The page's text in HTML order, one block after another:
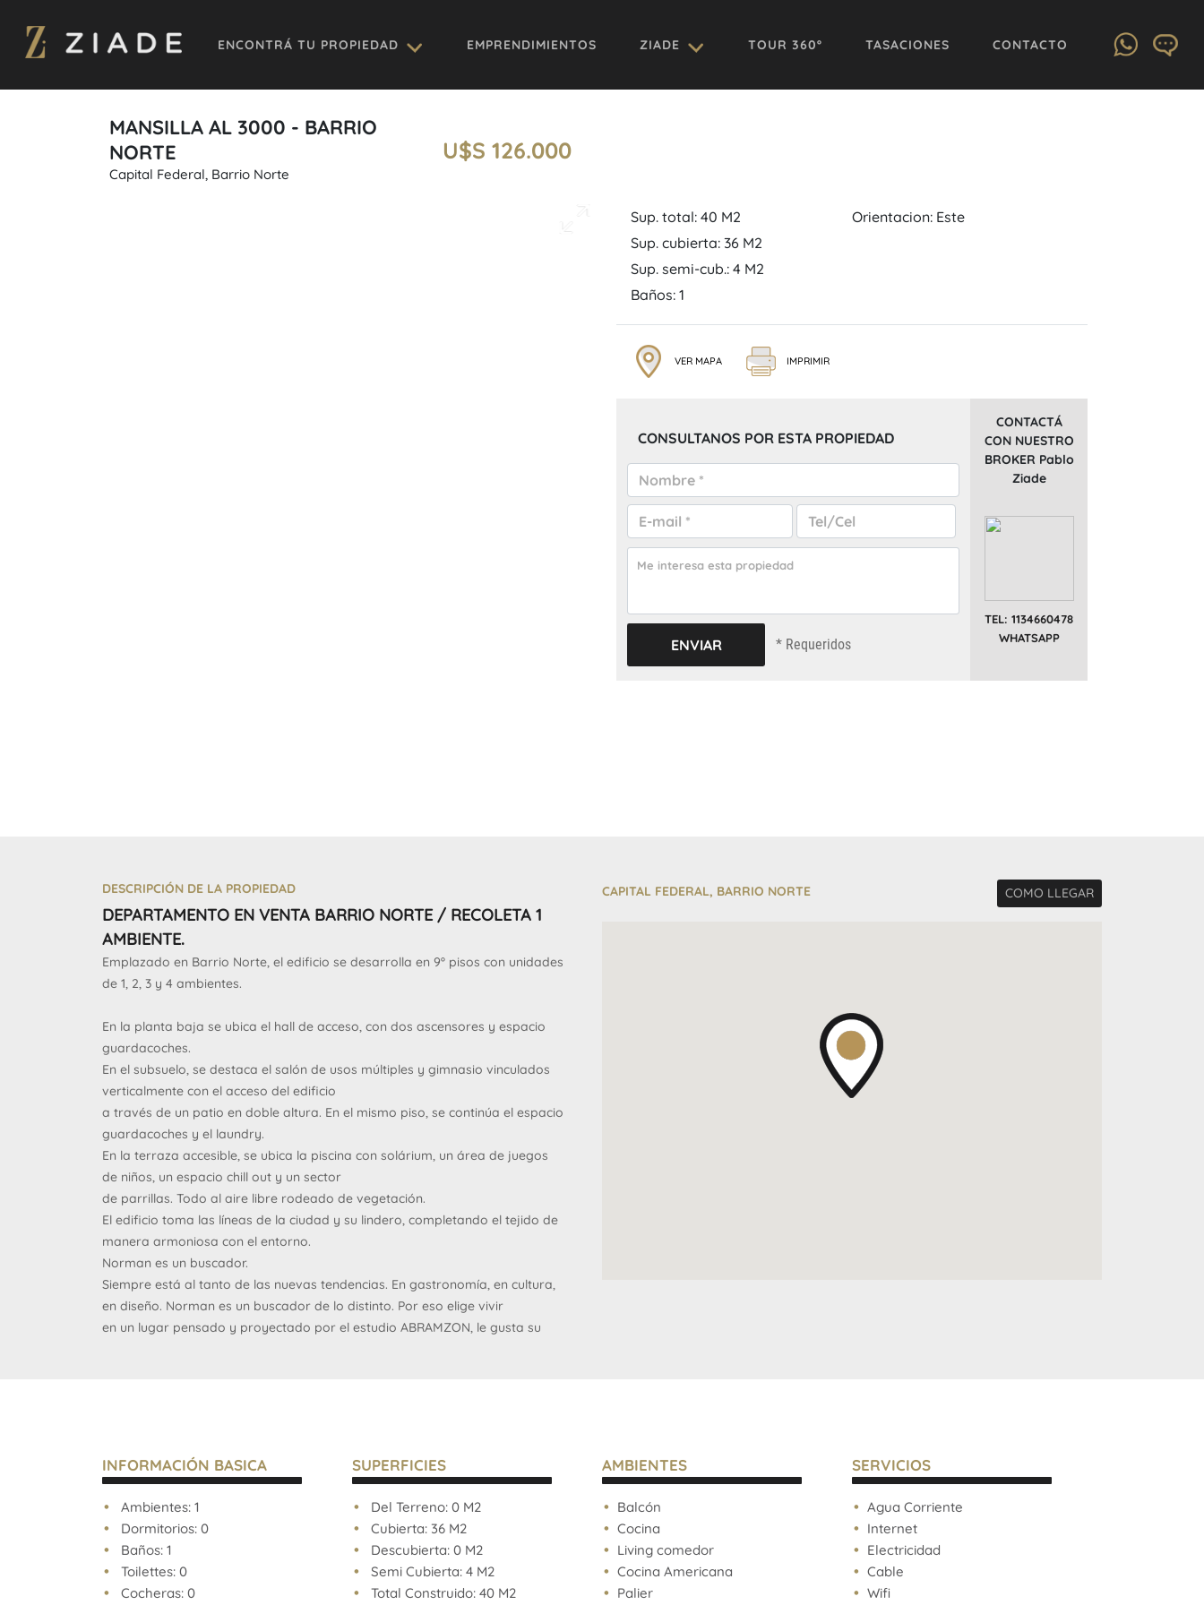
ENCONTRÁ TU PROPIEDAD EMPRENDIMIENTOS ZIADE TOUR 360º TASACIONES CONTACTO
MANSILLA AL 3000 - BARRIO
NORTE
Capital Federal, Barrio Norte
U$S 126.000
Sup. total: 40 M2
Sup. cubierta: 36 M2
Sup. semi-cub.: 4 M2
Baños: 1
Orientacion: Este
VER MAPA IMPRIMIR
CONSULTANOS POR ESTA PROPIEDAD
* Requeridos
CONTACTÁ
CON NUESTRO
BROKER Pablo
Ziade
TEL: 1134660478
WHATSAPP
DESCRIPCIÓN DE LA PROPIEDAD
DEPARTAMENTO EN VENTA BARRIO NORTE / RECOLETA 1
AMBIENTE.
Emplazado en Barrio Norte, el edificio se desarrolla en 9º pisos con unidades
de 1, 2, 3 y 4 ambientes.
En la planta baja se ubica el hall de acceso, con dos ascensores y espacio
guardacoches.
En el subsuelo, se destaca el salón de usos múltiples y gimnasio vinculados
verticalmente con el acceso del edificio
a través de un patio en doble altura. En el mismo piso, se continúa el espacio
guardacoches y el laundry.
En la terraza accesible, se ubica la piscina con solárium, un área de juegos
de niños, un espacio chill out y un sector
de parrillas. Todo al aire libre rodeado de vegetación.
El edificio toma las líneas de la ciudad y su lindero, completando el tejido de
manera armoniosa con el entorno.
Norman es un buscador.
Siempre está al tanto de las nuevas tendencias. En gastronomía, en cultura,
en diseño. Norman es un buscador de lo distinto. Por eso elige vivir
en un lugar pensado y proyectado por el estudio ABRAMZON, le gusta su
hace distinto, único.
· Diseño de vanguardia.
· Control de acceso digitalizado.
· Espacio guarda bicis.
· Tratamiento del agua de lluvia.
· Terraza verde.
· Ahorro de energía en iluminación
CAPITAL FEDERAL, BARRIO NORTE COMO LLEGAR
INFORMACIÓN BASICA
Ambientes: 1
Dormitorios: 0
Baños: 1
Toilettes: 0
Cocheras: 0
SUPERFICIES
Del Terreno: 0 M2
Cubierta: 36 M2
Descubierta: 0 M2
Semi Cubierta: 4 M2
Total Construido: 40 M2
AMBIENTES
Balcón
Cocina
Living comedor
Cocina Americana
Palier
SERVICIOS
Agua Corriente
Internet
Electricidad
Cable
Wifi